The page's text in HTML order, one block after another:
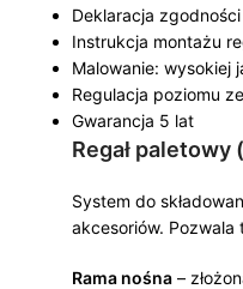
Deklaracja zgodności
Instrukcja montażu
Malowanie: wysokiej
Regulacja poziomu
Gwarancja 5 lat
Regał
System do
akcesoriów.
Rama nośna –